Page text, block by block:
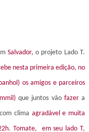
Salvador, o projeto Lado T.
nesta primeira edição, no
os amigos e parceiros
que juntos vão fazera
clima agradável e muita
Tomate, em seu lado T,